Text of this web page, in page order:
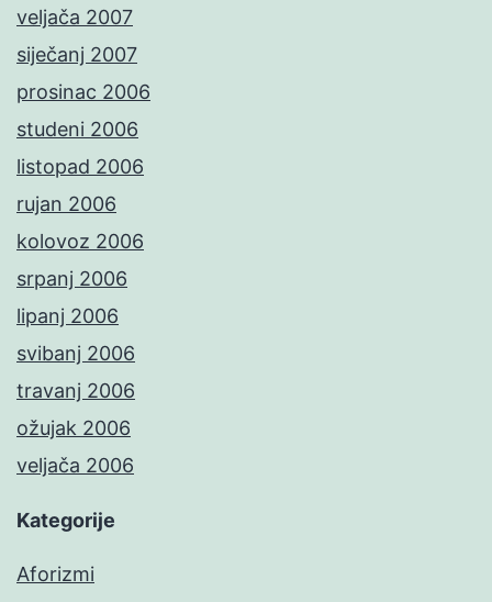
veljača 2007
siječanj 2007
prosinac 2006
studeni 2006
listopad 2006
rujan 2006
kolovoz 2006
srpanj 2006
lipanj 2006
svibanj 2006
travanj 2006
ožujak 2006
veljača 2006
Kategorije
Aforizmi